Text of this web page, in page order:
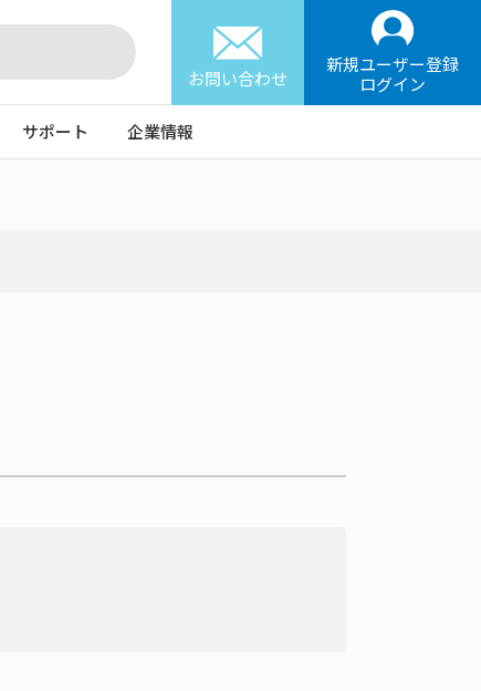
お問い合わせ
新規ユーザー登録
ログイン
サポート 企業情報